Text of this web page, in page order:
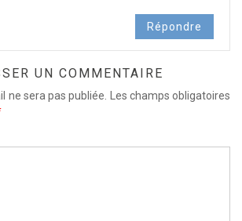
Répondre
UN COMMENTAIRE
ne sera pas publiée.
Les champs obligatoires